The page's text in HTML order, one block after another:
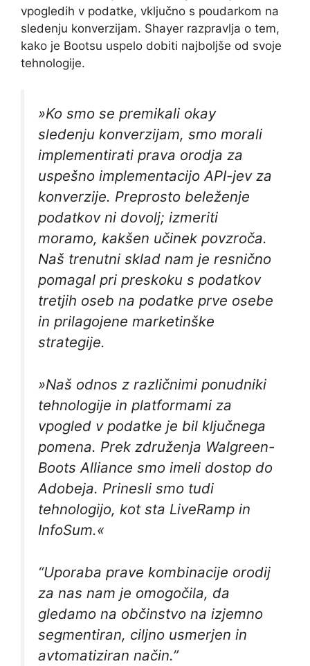
vpogledih v podatke, vključno s poudarkom na
sledenju konverzijam. Shayer razpravlja o tem,
kako je Bootsu uspelo dobiti najboljše od svoje
tehnologije.
»Ko smo se premikali okay
sledenju konverzijam, smo morali
implementirati prava orodja za
uspešno implementacijo API-jev za
konverzije. Preprosto beleženje
podatkov ni dovolj; izmeriti
moramo, kakšen učinek povzroča.
Naš trenutni sklad nam je resnično
pomagal pri preskoku s podatkov
tretjih oseb na podatke prve osebe
in prilagojene marketinške
strategije.
»Naš odnos z različnimi ponudniki
tehnologije in platformami za
vpogled v podatke je bil ključnega
pomena. Prek združenja Walgreen-
Boots Alliance smo imeli dostop do
Adobeja. Prinesli smo tudi
tehnologijo, kot sta LiveRamp in
InfoSum.«
“Uporaba prave kombinacije orodij
za nas nam je omogočila, da
gledamo na občinstvo na izjemno
segmentiran, ciljno usmerjen in
avtomatiziran način.”